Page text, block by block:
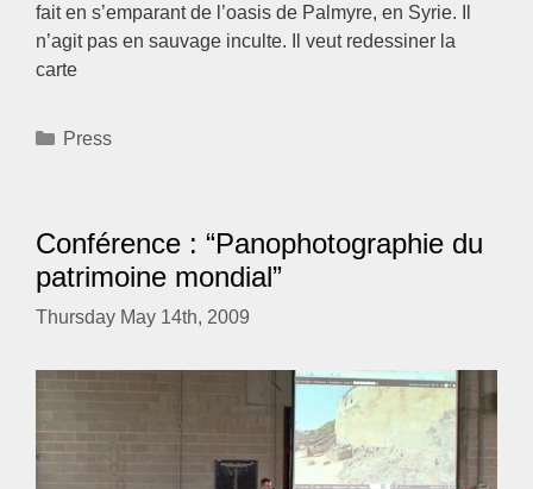
fait en s’emparant de l’oasis de Palmyre, en Syrie. Il
n’agit pas en sauvage inculte. Il veut redessiner la
carte
Categories
Press
Conférence : “Panophotographie du
patrimoine mondial”
Thursday May 14th, 2009